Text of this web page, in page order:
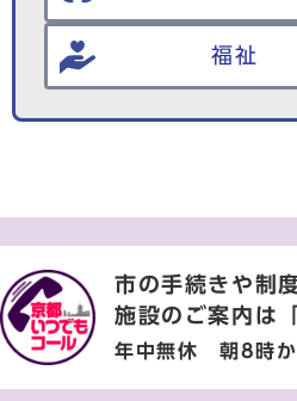
福祉
市の手続きや制
施設のご案内は
年中無休 朝8時